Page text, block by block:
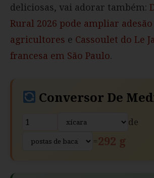
deliciosas, vai adorar também:
Rural 2026 pode ampliar adesão
agricultores e Cassoulet do Le
francesa em São Paulo.
Conversor De
de
=292 g